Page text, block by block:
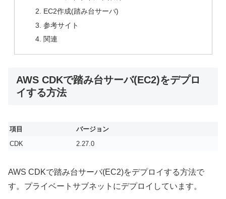
EC2作成(踏み台サーバ)
参考サイト
関連
AWS CDKで踏み台サーバ(EC2)をデプロ
イする方法
項目
バージョン
CDK
2.27.0
AWS CDKで踏み台サーバ(EC2)をデプロイする方法で
す。プライベートサブネットにデプロイしています。